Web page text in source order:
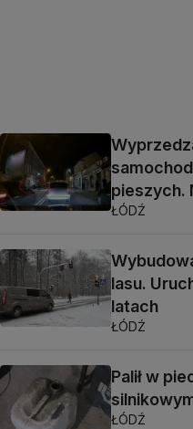
pieszych.
ŁÓDŹ
lasu.
latach
ŁÓDŹ
Palił w
ŁÓDŹ